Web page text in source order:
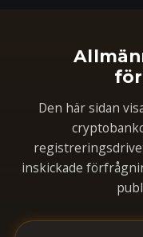
Den här sidan
inskickade